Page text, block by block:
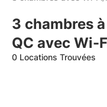
3 chambres
QC avec Wi-
0 Locations Trouvées